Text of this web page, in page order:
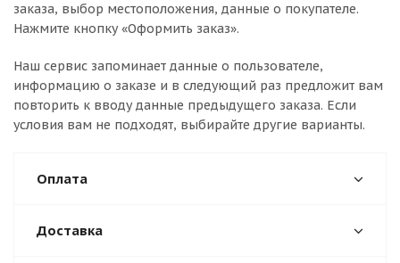
заказа, выбор местоположения, данные о покупателе.
Нажмите кнопку «Оформить заказ».
Наш сервис запоминает данные о пользователе,
информацию о заказе и в следующий раз предложит вам
повторить к вводу данные предыдущего заказа. Если
условия вам не подходят, выбирайте другие варианты.
Оплата
Доставка